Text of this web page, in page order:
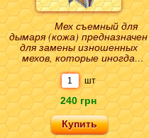
шт
240 грн
Мех съемный для
дымаря (кожа) предназначен
для замены изношенных
мехов, которые иногда
приходят в негодность.
Материал имеет свойств..